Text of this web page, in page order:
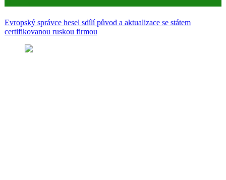
Evropský správce hesel sdílí původ a aktualizace se státem
certifikovanou ruskou firmou